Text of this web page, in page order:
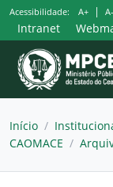
Pular
para
o
conteúdo
Acessibilidade: A+ | A-
Intranet
Início /
CAOMACE /